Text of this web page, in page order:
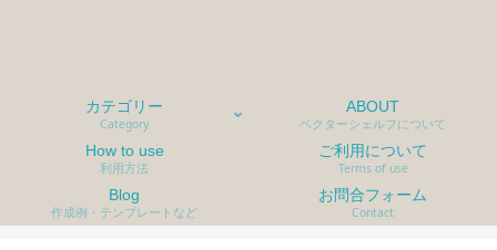
カテゴリー
Category
ABOUT
ベクターシェルフについて
How to use
利用方法
ご利用について
Terms of use
Blog
作成例・テンプレートなど
お問合フォーム
Contact